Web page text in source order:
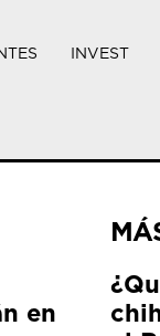
INVEST
en